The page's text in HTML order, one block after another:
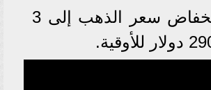
متوقعا انخفاض سعر الذهب إلى 3